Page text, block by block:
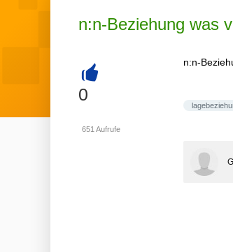
n:n-Beziehung was
+
0
651 Aufrufe
n:n-